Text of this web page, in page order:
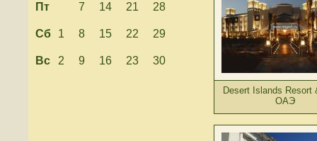
Пт 7 14 21 28
Сб 1 8 15 22 29
Вс 2 9 16 23 30
Desert Islands Resort
ОАЭ